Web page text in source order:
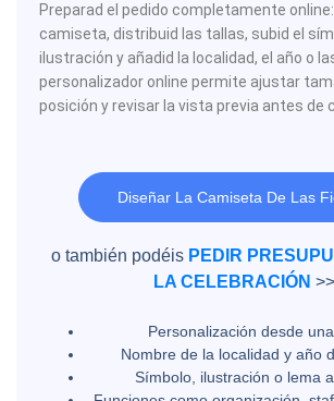
Preparad el pedido completamente
camiseta, distribuid las tallas, subid el
ilustración y añadid la localidad, el año o
personalizador online permite ajustar
posición y revisar la vista previa antes de
Personalización desde
Nombre de la localidad y año
Símbolo, ilustración o lema
Diseñar La Camiseta De Las
o también podéis PEDIR
LA CELEBRACIÓN >>